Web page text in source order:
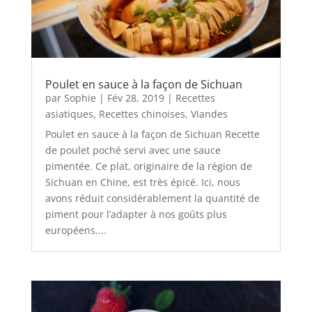
Poulet en sauce à la façon de Sichuan
par Sophie | Fév 28, 2019| Recettes
asiatiques, Recettes chinoises, Viandes
Poulet en sauce à la façon de Sichuan Recette
de poulet poché servi avec une sauce
pimentée. Ce plat, originaire de la région de
Sichuan en Chine, est très épicé. Ici, nous
avons réduit considérablement la quantité de
piment pour l’adapter à nos goûts plus
européens....